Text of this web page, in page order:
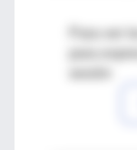
Para ver